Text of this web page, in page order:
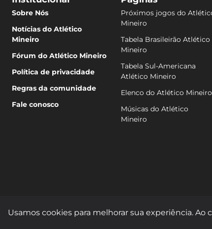
Sobre Nós
Notícias do Atlético
Mineiro
Fórum do Atlético Mineiro
Política de privacidade
Regras da comunidade
Fale conosco
Próximos jogos do
Mineiro
Tabela Brasileirão Atlético
Mineiro
Tabela Sul-Americana
Atlético Mineiro
Elenco do Atlético Mineiro
Músicas do Atlético
Mineiro
Usamos cookies para melhorar sua experiência. Ao